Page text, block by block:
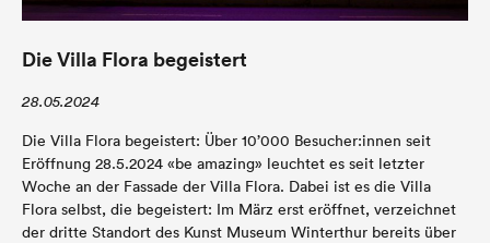
Die Villa Flora begeistert
28.05.2024
Die Villa Flora begeistert: Über 10’000 Besucher:innen seit
Eröffnung 28.5.2024 «be amazing» leuchtet es seit letzter
Woche an der Fassade der Villa Flora. Dabei ist es die Villa
Flora selbst, die begeistert: Im März erst eröffnet, verzeichnet
der dritte Standort des Kunst Museum Winterthur bereits über